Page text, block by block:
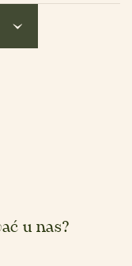
u nas?